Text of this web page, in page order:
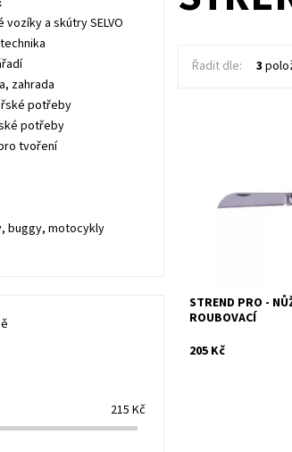
Řadit dle: 3
Značka:
STREND PRO -
ROUBOVACÍ
205 Kč
vozíky a skútry SELVO
zahrada
potřeby
potřeby
tvoření
buggy, motocykly
215 Kč